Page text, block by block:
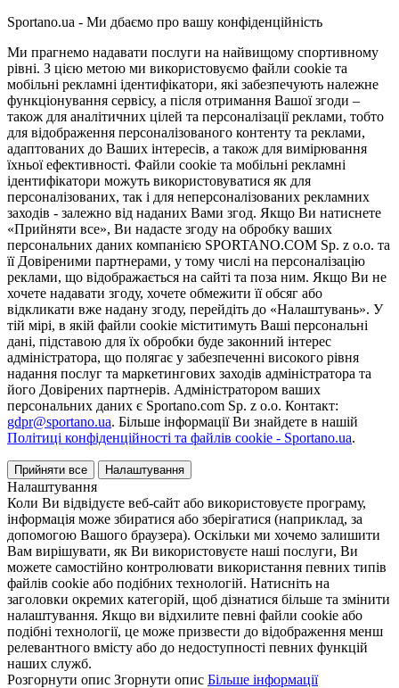
Sportano.ua - Ми дбаємо про вашу конфіденційність
Ми прагнемо надавати послуги на найвищому спортивному
рівні. З цією метою ми використовуємо файли cookie та
мобільні рекламні ідентифікатори, які забезпечують належне
функціонування сервісу, а після отримання Вашої згоди –
також для аналітичних цілей та персоналізації реклами, тобто
для відображення персоналізованого контенту та реклами,
адаптованих до Ваших інтересів, а також для вимірювання
їхньої ефективності. Файли cookie та мобільні рекламні
ідентифікатори можуть використовуватися як для
персоналізованих, так і для неперсоналізованих рекламних
заходів - залежно від наданих Вами згод. Якщо Ви натиснете
«Прийняти все», Ви надасте згоду на обробку ваших
персональних даних компанією SPORTANO.COM Sp. z o.o. та
її Довіреними партнерами, у тому числі на персоналізацію
реклами, що відображається на сайті та поза ним. Якщо Ви не
хочете надавати згоду, хочете обмежити її обсяг або
відкликати вже надану згоду, перейдіть до «Налаштувань». У
тій мірі, в якій файли cookie міститимуть Ваші персональні
дані, підставою для їх обробки буде законний інтерес
адміністратора, що полягає у забезпеченні високого рівня
надання послуг та маркетингових заходів адміністратора та
його Довірених партнерів. Адміністратором ваших
персональних даних є Sportano.com Sp. z o.o. Контакт:
gdpr@sportano.ua. Більше інформації Ви знайдете в нашій
Політиці конфіденційності та файлів cookie - Sportano.ua.
Прийняти все Налаштування
Налаштування
Коли Ви відвідуєте веб-сайт або використовуєте програму,
інформація може збиратися або зберігатися (наприклад, за
допомогою Вашого браузера). Оскільки ми хочемо залишити
Вам вирішувати, як Ви використовуєте наші послуги, Ви
можете самостійно контролювати використання певних типів
файлів cookie або подібних технологій. Натисніть на
заголовки окремих категорій, щоб дізнатися більше та змінити
налаштування. Якщо ви відхилите певні файли cookie або
подібні технології, це може призвести до відображення менш
релевантного вмісту або до недоступності певних функцій
наших служб.
Розгорнути опис Згорнути опис Більше інформації